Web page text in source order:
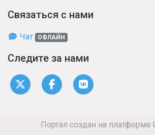
Связаться с нами
Чат ОФЛАЙН
Следите за нами
Портал создан на платформе